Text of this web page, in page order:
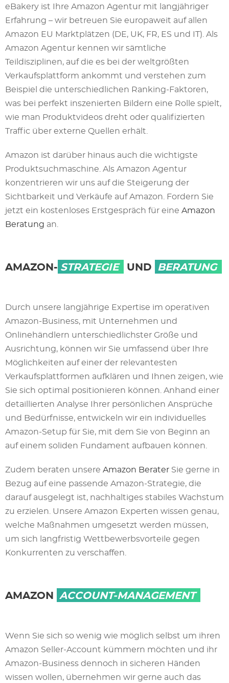
eBakery ist Ihre Amazon Agentur mit langjähriger
Erfahrung – wir betreuen Sie europaweit auf allen
Amazon EU Marktplätzen (DE, UK, FR, ES und IT). Als
Amazon Agentur kennen wir sämtliche
Teildisziplinen, auf die es bei der weltgrößten
Verkaufsplattform ankommt und verstehen zum
Beispiel die unterschiedlichen Ranking-Faktoren,
was bei perfekt inszenierten Bildern eine Rolle spielt,
wie man Produktvideos dreht oder qualifizierten
Traffic über externe Quellen erhält.
Amazon ist darüber hinaus auch die wichtigste
Produktsuchmaschine. Als Amazon Agentur
konzentrieren wir uns auf die Steigerung der
Sichtbarkeit und Verkäufe auf Amazon. Fordern Sie
jetzt ein kostenloses Erstgespräch für eine Amazon
Beratung an.
AMAZON- STRATEGIE UND BERATUNG
Durch unsere langjährige Expertise im operativen
Amazon-Business, mit Unternehmen und
Onlinehändlern unterschiedlichster Größe und
Ausrichtung, können wir Sie umfassend über Ihre
Möglichkeiten auf einer der relevantesten
Verkaufsplattformen aufklären und Ihnen zeigen, wie
Sie sich optimal positionieren können. Anhand einer
detaillierten Analyse Ihrer persönlichen Ansprüche
und Bedürfnisse, entwickeln wir ein individuelles
Amazon-Setup für Sie, mit dem Sie von Beginn an
auf einem soliden Fundament aufbauen können.
Zudem beraten unsere Amazon Berater Sie gerne in
Bezug auf eine passende Amazon-Strategie, die
darauf ausgelegt ist, nachhaltiges stabiles Wachstum
zu erzielen. Unsere Amazon Experten wissen genau,
welche Maßnahmen umgesetzt werden müssen,
um sich langfristig Wettbewerbsvorteile gegen
Konkurrenten zu verschaffen.
AMAZON ACCOUNT-MANAGEMENT
Wenn Sie sich so wenig wie möglich selbst um ihren
Amazon Seller-Account kümmern möchten und ihr
Amazon-Business dennoch in sicheren Händen
wissen wollen, übernehmen wir gerne auch das